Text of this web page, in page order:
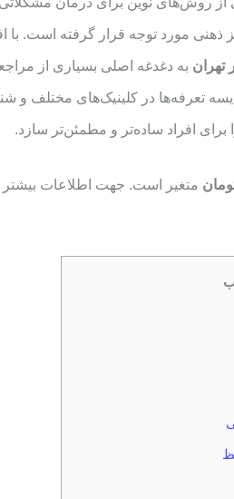
مورد توجه قرار گرفته است. با
تهران به دغدغه اصلی بسیاری از
تعرفه‌ها در کلینیک‌های مختلف و
برای افراد ساده‌تر و مطمئن‌تر سازد.
متغیر است. جهت اطلاعات بیشتر